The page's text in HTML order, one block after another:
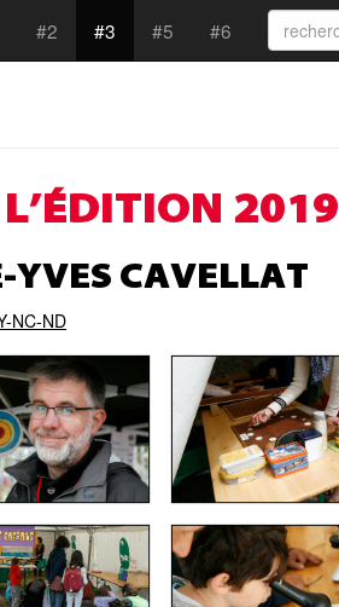
#2 #3 #5 #6
2019
YVES CAVELLAT
NC-ND